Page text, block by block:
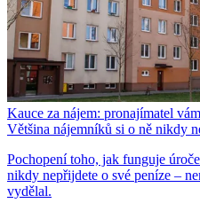
Kauce za nájem: pronajímatel
Většina nájemníků si o ně nikdy
Pochopení toho, jak funguje
nikdy nepřijdete o své peníze –
vydělal.